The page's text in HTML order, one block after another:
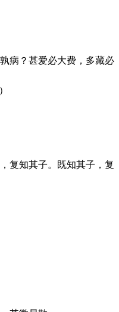
病？甚爱必大费，多藏必
复知其子。既知其子，复